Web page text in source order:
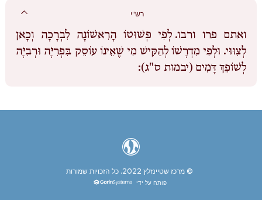
רש"י
ואתם פרו ורבו. לְפִי פְּשׁוּטוֹ הָרִאשׁוֹנָה לִבְרָכָה וְכָאן
לְצִוּוּי. וּלְפִי מִדְרָשׁוֹ לְהַקִּישׁ מִי שֶׁאֵינוֹ עוֹסֵק בִּפְרִיָּה וּרְבִיָּה
לְשׁוֹפֵךְ דָּמִים (יבמות ס"ג):
© מרכז שטיינזלץ 2022. כל הזכויות שמורות
פותח על ידי